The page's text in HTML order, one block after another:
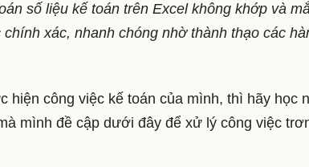
số liệu kế toán trên Excel không khớp và
xác, nhanh chóng nhờ thành thạo các
hiện công việc kế toán của mình, thì hãy học
mình đề cập dưới đây để xử lý công việc